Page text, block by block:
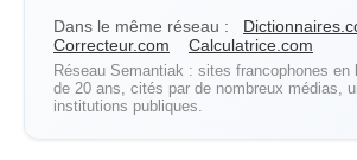
Dans le même réseau :
Correcteur.com
Calculatrice.com
Réseau Semantiak : sites francophones en
de 20 ans, cités par de nombreux médias,
institutions publiques.